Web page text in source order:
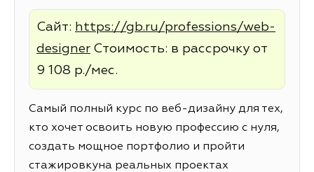
Сайт: https://gb.ru/professions/web-
designer Стоимость: в рассрочку от
9 108 р./мес.
Самый полный курс по веб-дизайну для тех,
кто хочет освоить новую профессию с нуля,
создать мощное портфолио и пройти
стажировкуна реальных проектах